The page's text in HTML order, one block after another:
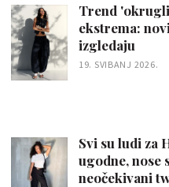
Trend
ekstrema:
izgledaju
19. SVIBANJ 2026.
Svi su ludi za
ugodne, nose
neočekivani